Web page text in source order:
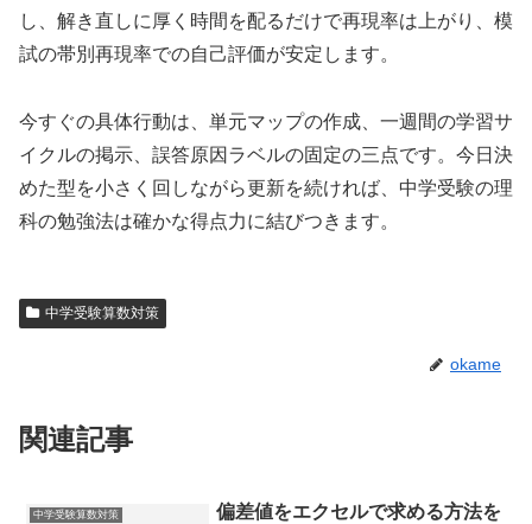
し、解き直しに厚く時間を配るだけで再現率は上がり、模
試の帯別再現率での自己評価が安定します。
今すぐの具体行動は、単元マップの作成、一週間の学習サ
イクルの掲示、誤答原因ラベルの固定の三点です。今日決
めた型を小さく回しながら更新を続ければ、中学受験の理
科の勉強法は確かな得点力に結びつきます。
中学受験算数対策
okame
関連記事
中学受験算数対策
偏差値をエクセルで求める方法を